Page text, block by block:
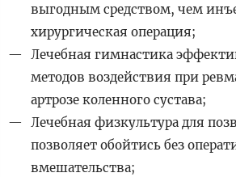
выгодным средством, чем
хирургическая операция;
Лечебная гимнастика
методов воздействия при
артрозе коленного сустава;
Лечебная физкультура для
позволяет обойтись без
вмешательства;